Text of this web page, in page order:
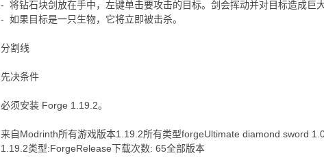
- 将钻石块剑放在手中，左键单击要攻击的目标。剑会挥动并对目标造成巨大
- 如果目标是一只生物，它将立即被击杀。
分割线
先决条件
必须安装 Forge 1.19.2。
来自Modrinth所有游戏版本1.19.2所有类型forgeUltimate diamond sword
1.19.2类型:ForgeRelease下载次数: 65全部版本